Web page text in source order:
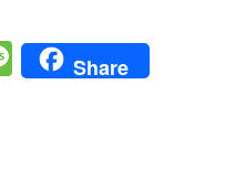
M
es
Share